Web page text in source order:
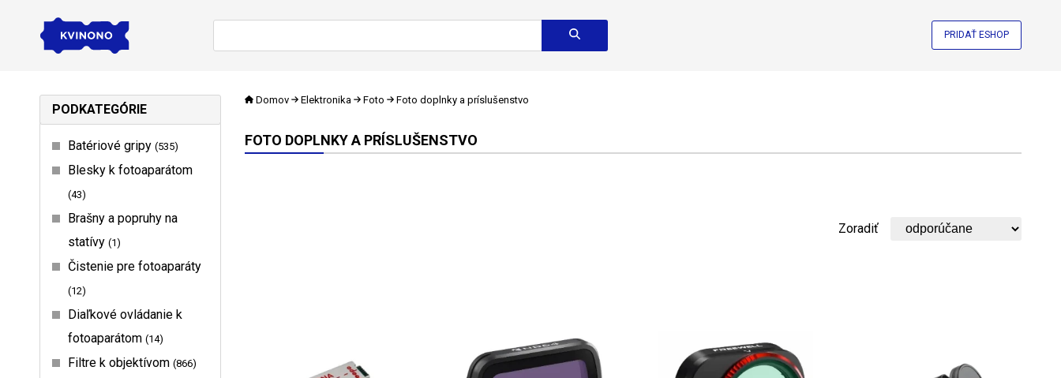
PRIDAŤ ESHOP
PODKATEGÓRIE
Batériové gripy 535
Blesky k fotoaparátom
43
Brašny a popruhy na
statívy 1
Čistenie pre fotoaparáty
12
Diaľkové ovládanie k
fotoaparátom 14
Filtre k objektívom 866
Domov Elektronika Foto Foto doplnky a príslušenstvo
FOTO DOPLNKY A PRÍSLUŠENSTVO
Zoradiť